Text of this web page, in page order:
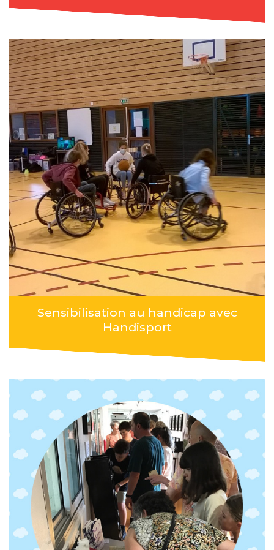
Sensibilisation au handicap avec
Handisport